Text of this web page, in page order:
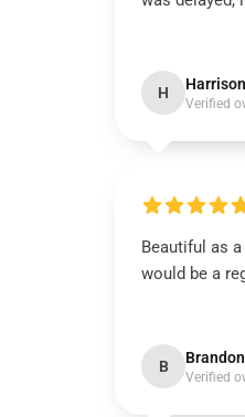
H Harrison
Verified
Beautiful as
would be a
B Brandon
Verified